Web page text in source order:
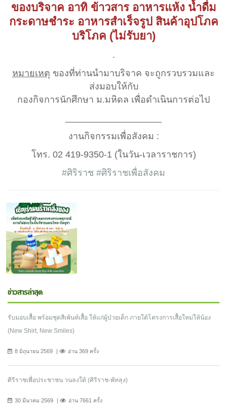
ของบริจาค อาทิ ข้าวสาร อาหารแห้ง น้ำดื่ม
กระดาษชำระ อาหารสำเร็จรูป สินค้าอุปโภค
บริโภค (ไม่รับยา)
.
หมายเหตุ ของที่ท่านนำมาบริจาค จะถูกรวบรวมและ
ส่งมอบให้กับ
กองกิจการนักศึกษา ม.มหิดล เพื่อดำเนินการต่อไป
งานกิจกรรมเพื่อสังคม :
โทร. 02 419-9350-1 (ในวัน-เวลาราชการ)
#ศิริราช #ศิริราชเพื่อสังคม
ข่าวสารล่าสุด
รับมอบเสื้อ พร้อมชุดสีเพ้นท์เสื้อ ให้แก่ผู้ป่วยเด็ก ภายใต้โครงการเสื้อใหม่ให้น้อง
(New Shirt, New Smiles)
8 มิถุนายน 2569 อ่าน 369 ครั้ง
ศิริราชเพื่อประชาชน วนลงใต้ (ศิริราช-พัทลุง)
30 มีนาคม 2569 อ่าน 7661 ครั้ง